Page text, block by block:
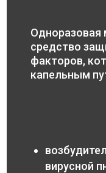
Одноразовая
средство
факторов,
капельным
вирусной